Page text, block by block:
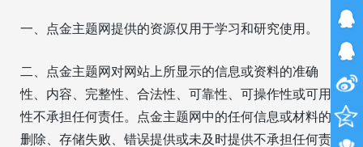
题
一、点金主题网提供的资源仅用于学习和研究使用。
二、点金主题网对网站上所显示的信息或资料的准确
性、内容、完整性、合法性、可靠性、可操作性或可用
性不承担任何责任。点金主题网中的任何信息或材料的
删除、存储失败、错误提供或未及时提供不承担任何责